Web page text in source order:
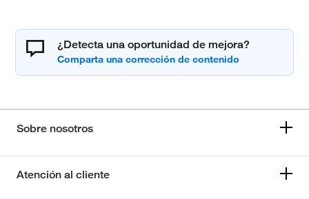
¿Detecta una oportunidad de mejora?
Sobre nosotros
Atención al cliente